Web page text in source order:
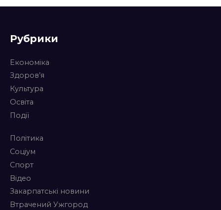
Рубрики
Економіка
Здоров’я
Культура
Освіта
Події
Політика
Соціум
Спорт
Відео
Закарпатські новини
Втрачений Ужгород